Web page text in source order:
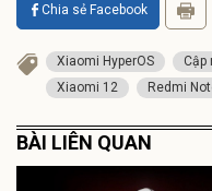
Chia sẻ Facebook
Xiaomi HyperOS Cập
Xiaomi 12
Redmi
BÀI LIÊN QUAN